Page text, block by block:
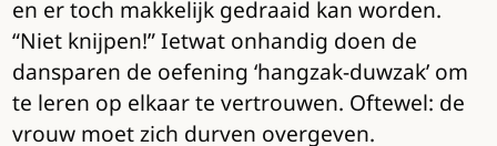
en er toch makkelijk gedraaid kan worden.
“Niet knijpen!” Ietwat onhandig doen de
dansparen de oefening ‘hangzak-duwzak’ om
te leren op elkaar te vertrouwen. Oftewel: de
vrouw moet zich durven overgeven.